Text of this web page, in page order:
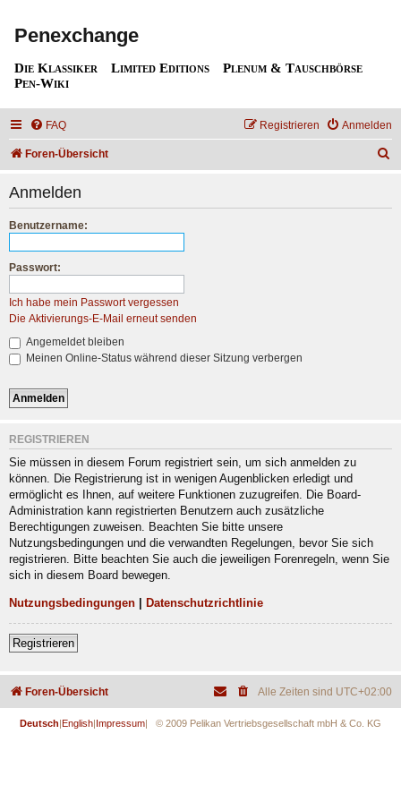
Penexchange
Die Klassiker Limited Editions
Plenum & Tauschbörse
Pen-Wiki
FAQ Anmelden
Registrieren
Foren-Übersicht
Anmelden
Benutzername:
Passwort:
Ich habe mein Passwort vergessen
Die Aktivierungs-E-Mail erneut senden
Angemeldet bleiben
Meinen Online-Status während dieser Sitzung verbergen
REGISTRIEREN
Sie müssen in diesem Forum registriert sein, um sich anmelden zu
können. Die Registrierung ist in wenigen Augenblicken erledigt und
ermöglicht es Ihnen, auf weitere Funktionen zuzugreifen. Die Board-
Administration kann registrierten Benutzern auch zusätzliche
Berechtigungen zuweisen. Beachten Sie bitte unsere
Nutzungsbedingungen und die verwandten Regelungen, bevor Sie sich
registrieren. Bitte beachten Sie auch die jeweiligen Forenregeln, wenn Sie
sich in diesem Board bewegen.
Nutzungsbedingungen Datenschutzrichtlinie
Registrieren
Foren-Übersicht Alle Zeiten sind UTC+02:00
Deutsch English Impressum | © 2009 Pelikan Vertriebsgesellschaft mbH & Co. KG